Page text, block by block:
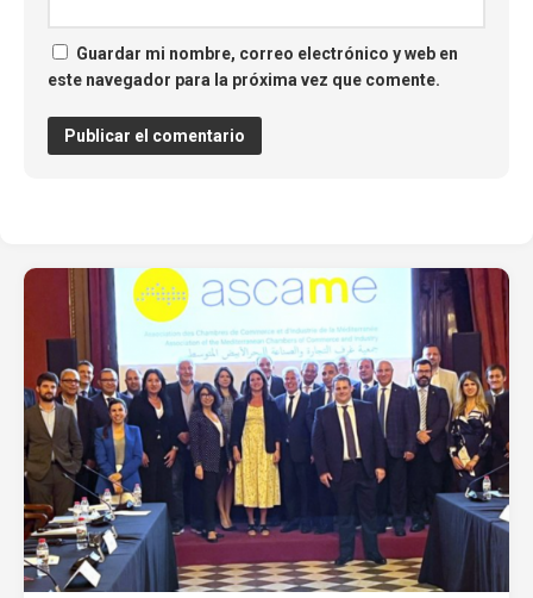
Guardar mi nombre, correo electrónico y web en
este navegador para la próxima vez que comente.